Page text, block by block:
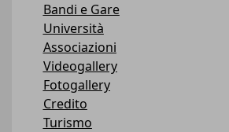
Bandi e Gare
Università
Associazioni
Videogallery
Fotogallery
Credito
Turismo